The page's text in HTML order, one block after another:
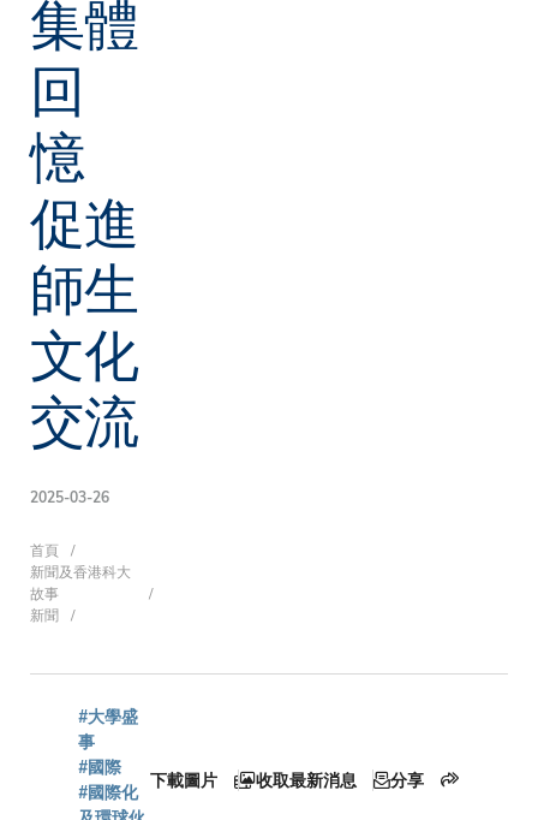
集體
回
憶
促進
師生
文化
交流
2025-03-26
導
航
連
首頁
新聞及香港科大
故事
新聞
#大學盛
事
#國際
#國際化
下載圖片 收取最新消息 分享